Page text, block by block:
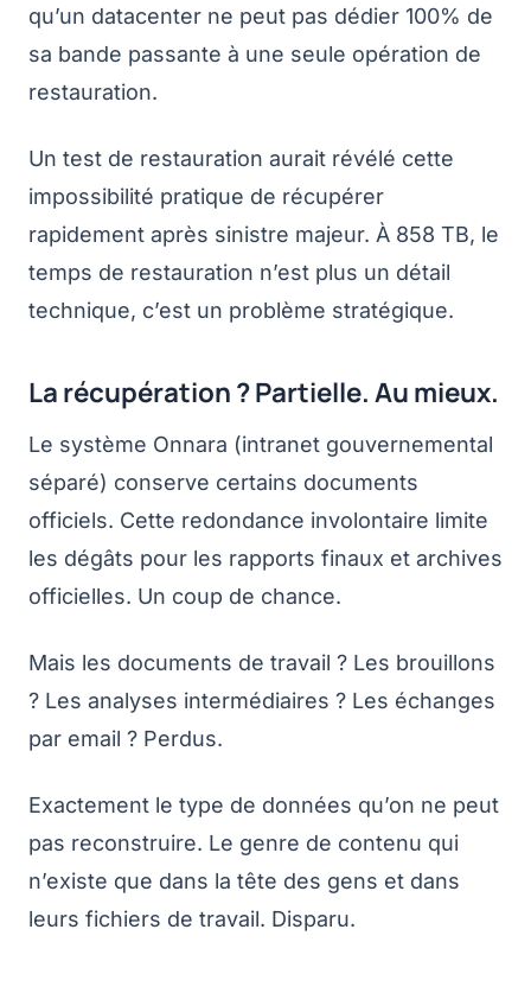
qu’un datacenter ne peut pas dédier 100% de
sa bande passante à une seule opération de
restauration.
Un test de restauration aurait révélé cette
impossibilité pratique de récupérer
rapidement après sinistre majeur. À 858 TB, le
temps de restauration n’est plus un détail
technique, c’est un problème stratégique.
La récupération ? Partielle. Au mieux.
Le système Onnara (intranet gouvernemental
séparé) conserve certains documents
officiels. Cette redondance involontaire limite
les dégâts pour les rapports finaux et archives
officielles. Un coup de chance.
Mais les documents de travail ? Les brouillons
? Les analyses intermédiaires ? Les échanges
par email ? Perdus.
Exactement le type de données qu’on ne peut
pas reconstruire. Le genre de contenu qui
n’existe que dans la tête des gens et dans
leurs fichiers de travail. Disparu.